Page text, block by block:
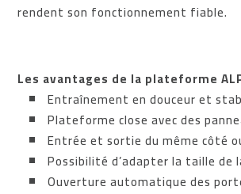
rendent son fonctionnement fiable.
Les avantages de la plateforme
Entraînement en douceur et
Plateforme close avec des
Entrée et sortie du même côté
Possibilité d’adapter la taille de
Ouverture automatique des